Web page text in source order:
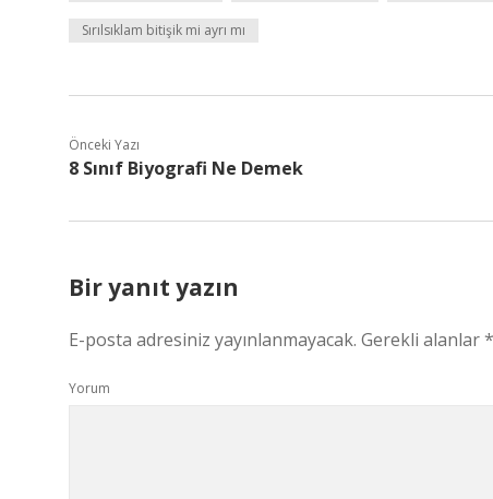
Sırılsıklam bitişik mi ayrı mı
Önceki Yazı
8 Sınıf Biyografi Ne Demek
Bir yanıt yazın
E-posta adresiniz yayınlanmayacak. Gerekli alanlar*
Yorum